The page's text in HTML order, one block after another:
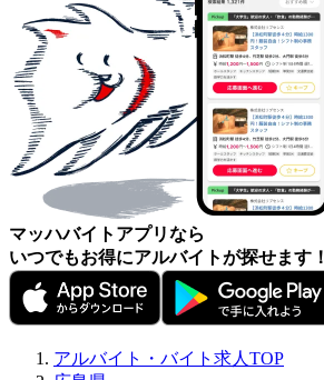
マッハバイトアプリなら
いつでもお得にアルバイトが探せます！
アルバイト・バイト求人TOP